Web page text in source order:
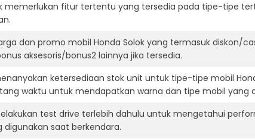
memerlukan fitur tertentu yang tersedia pada tipe-tipe
dan promo mobil Honda Solok yang termasuk diskon/
aksesoris/bonus2 lainnya jika tersedia.
ketersediaan stok unit untuk tipe-tipe mobil
waktu untuk mendapatkan warna dan tipe mobil
test drive terlebih dahulu untuk mengetahui
saat berkendara.